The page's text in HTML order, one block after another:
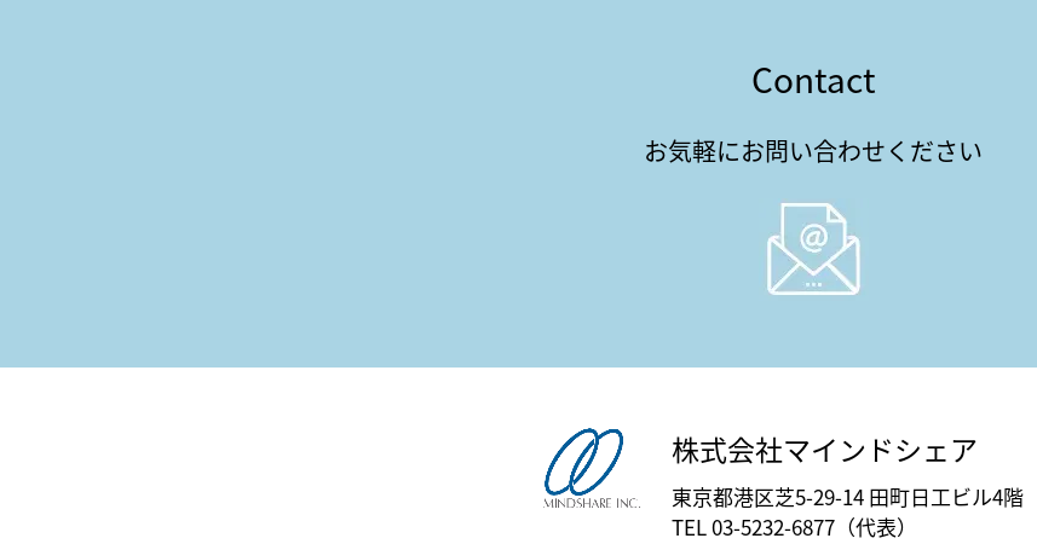
Contact
お気軽にお問い合わせください
株式会社マインドシェア
東京都港区芝5-29-14 田町日工ビル4階
TEL 03-5232-6877（代表）